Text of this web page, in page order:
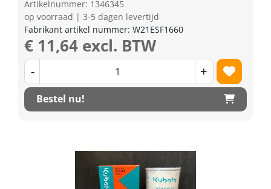
Artikelnummer: 1346345
op voorraad | 3-5 dagen levertijd
Fabrikant artikel nummer: W21ESF1660
€ 11,64 excl. BTW
- +
Bestel nu!